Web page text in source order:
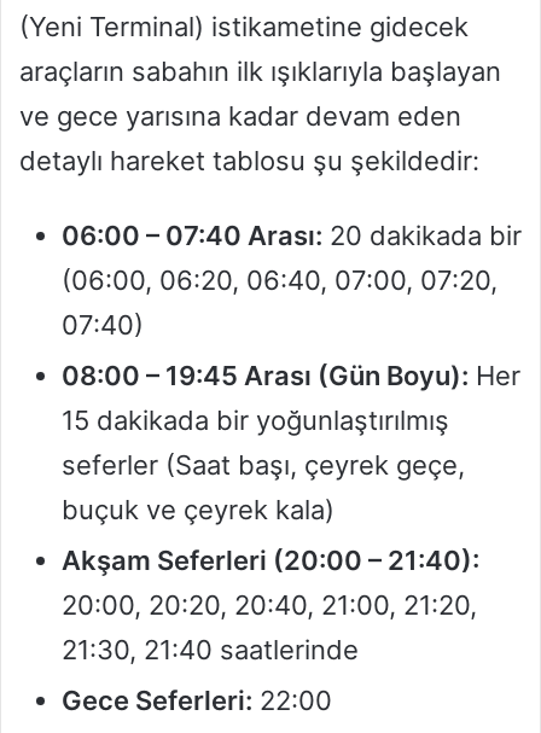
(Yeni Terminal) istikametine gidecek
araçların sabahın ilk ışıklarıyla başlayan
ve gece yarısına kadar devam eden
detaylı hareket tablosu şu şekildedir:
06:00 – 07:40 Arası: 20 dakikada bir
(06:00, 06:20, 06:40, 07:00, 07:20,
07:40)
08:00 – 19:45 Arası (Gün Boyu): Her
15 dakikada bir yoğunlaştırılmış
seferler (Saat başı, çeyrek geçe,
buçuk ve çeyrek kala)
Akşam Seferleri (20:00 – 21:40):
20:00, 20:20, 20:40, 21:00, 21:20,
21:30, 21:40 saatlerinde
Gece Seferleri: 22:00